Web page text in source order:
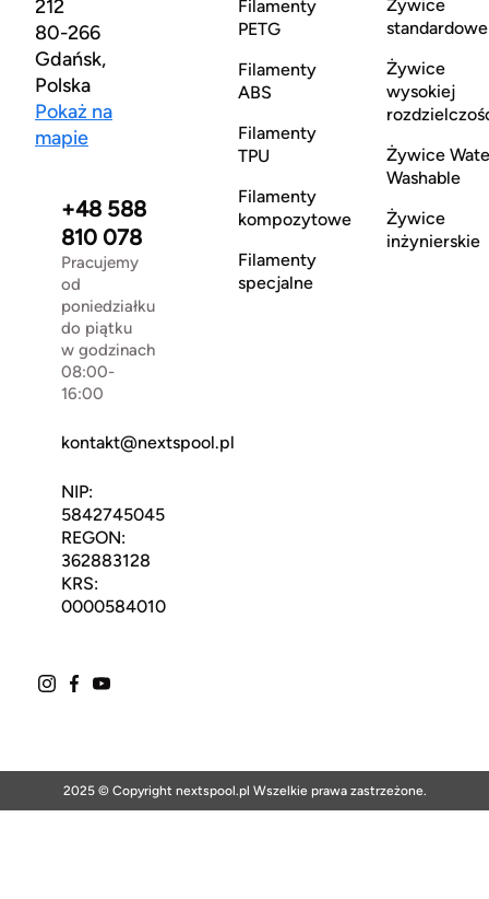
212
80-266
Gdańsk,
Polska
Pokaż na
mapie
+48 588
810 078
Pracujemy
od
poniedziałku
do piątku
w godzinach
08:00-
16:00
kontakt@nextspool.pl
NIP:
5842745045
REGON:
362883128
KRS:
0000584010
Filamenty
PETG
Filamenty
ABS
Filamenty
TPU
Filamenty
kompozytowe
Filamenty
specjalne
Żywice
standardowe
Żywice
wysokiej
Żywice
Washable
Żywice
inżynierskie